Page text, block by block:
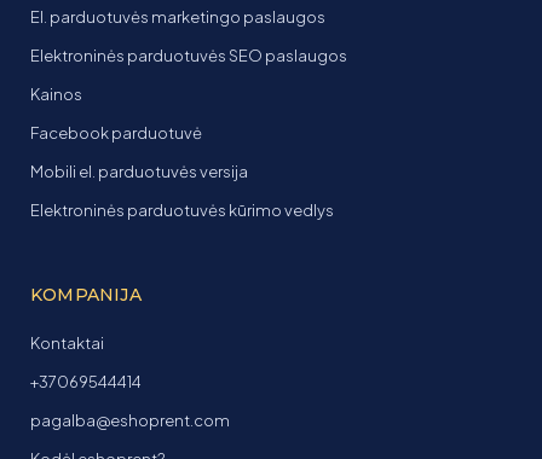
El. parduotuvės marketingo paslaugos
Elektroninės parduotuvės SEO paslaugos
Kainos
Facebook parduotuvė
Mobili el. parduotuvės versija
Elektroninės parduotuvės kūrimo vedlys
KOMPANIJA
Kontaktai
+37069544414
pagalba@eshoprent.com